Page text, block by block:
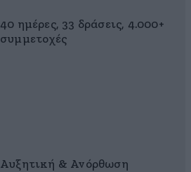
40 ημέρες, 33 δράσεις, 4.000+
συμμετοχές
Αυξητική & Ανόρθωση